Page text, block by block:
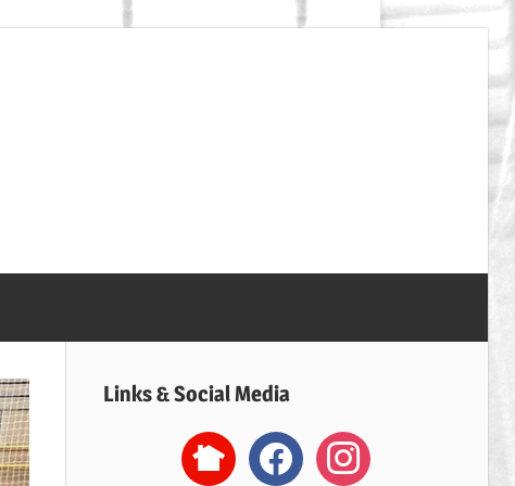
Handball
Links & Social Media
nextdoor2facebookinstagram